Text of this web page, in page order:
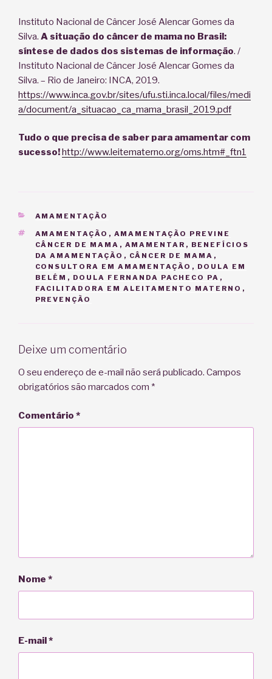
Instituto Nacional de Câncer José Alencar Gomes da
Silva. A situação do câncer de mama no Brasil:
síntese de dados dos sistemas de informação. /
Instituto Nacional de Câncer José Alencar Gomes da
Silva. – Rio de Janeiro: INCA, 2019.
https://www.inca.gov.br/sites/ufu.sti.inca.local/files/medi
a/document/a_situacao_ca_mama_brasil_2019.pdf
Tudo o que precisa de saber para amamentar com
sucesso!http://www.leitematerno.org/oms.htm#_ftn1
CATEGORIAS
AMAMENTAÇÃO
TAGS
AMAMENTAÇÃO , AMAMENTAÇÃO PREVINE
CÂNCER DE MAMA , AMAMENTAR , BENEFÍCIOS
DA AMAMENTAÇÃO , CÂNCER DE MAMA ,
CONSULTORA EM AMAMENTAÇÃO , DOULA EM
BELÉM , DOULA FERNANDA PACHECO PA ,
FACILITADORA EM ALEITAMENTO MATERNO ,
PREVENÇÃO
Deixe um comentário
O seu endereço de e-mail não será publicado. Campos
obrigatórios são marcados com *
Comentário *
Nome *
E-mail*